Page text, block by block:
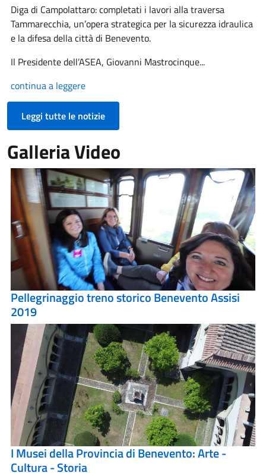
Diga di Campolattaro: completati i lavori alla traversa
Tammarecchia, un’opera strategica per la sicurezza idraulica
e la difesa della città di Benevento.
Il Presidente dell’ASEA, Giovanni Mastrocinque...
continua a leggere
Leggi tutte le notizie
Galleria Video
Pellegrinaggio treno storico Benevento Assisi
2019
I Musei della Provincia di Benevento: Arte -
Cultura - Storia